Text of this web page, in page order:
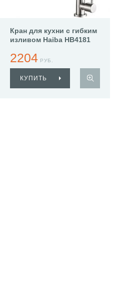
Кран для кухни с гибким
изливом Haiba HB4181
2204 РУБ.
КУПИТЬ